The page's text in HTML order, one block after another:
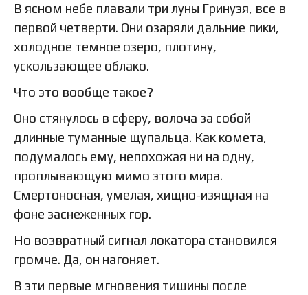
В ясном небе плавали три луны Гринуэя, все в
первой четверти. Они озаряли дальние пики,
холодное темное озеро, плотину,
ускользающее облако.
Что это вообще такое?
Оно стянулось в сферу, волоча за собой
длинные туманные щупальца. Как комета,
подумалось ему, непохожая ни на одну,
проплывающую мимо этого мира.
Смертоносная, умелая, хищно-изящная на
фоне заснеженных гор.
Но возвратный сигнал локатора становился
громче. Да, он нагоняет.
В эти первые мгновения тишины после